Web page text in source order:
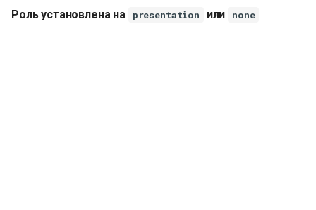
Роль установлена на presentation или none